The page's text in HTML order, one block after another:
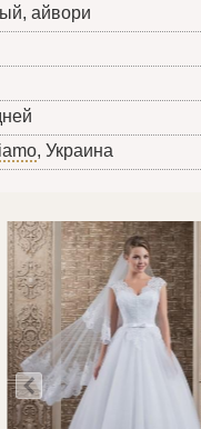
айвори
, Украина